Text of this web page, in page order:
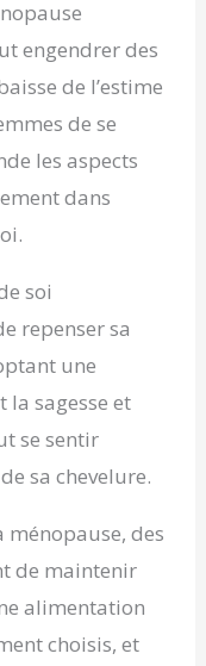
engendrer des
de l’estime
de se
les aspects
dans
soi
repenser sa
une
sagesse et
se sentir
sa chevelure.
ménopause, des
de maintenir
alimentation
choisis, et